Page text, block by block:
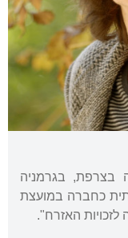
בצרפת, בגרמניה
כחברה במועצת
האזרח".